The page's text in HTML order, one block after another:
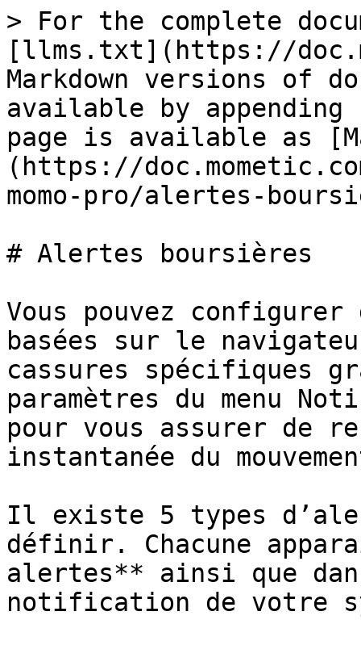
> For the complete
[llms.txt](https://
Markdown versions of
available by
page is available as
(https://
momo-pro/alertes-
# Alertes boursières
Vous pouvez
basées sur le
cassures spécifiques
paramètres du menu
pour vous assurer de
instantanée du
Il existe 5 types
définir. Chacune
alertes** ainsi que
notification de votre